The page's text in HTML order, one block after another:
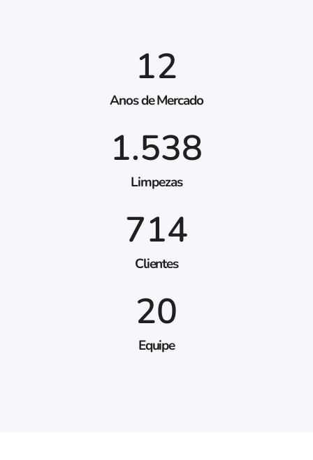
Anos de Mercado
12
Limpezas
1.538
Clientes
714
Equipe
20